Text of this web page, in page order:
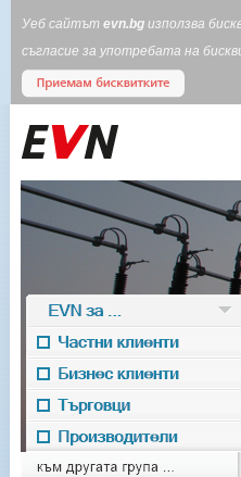
Уеб сайтът evn.bg използва
съгласие за употребата на
към другата група ...
EVN for
EVN за ...
Частни клиенти
Бизнес клиенти
Търговци
Производители